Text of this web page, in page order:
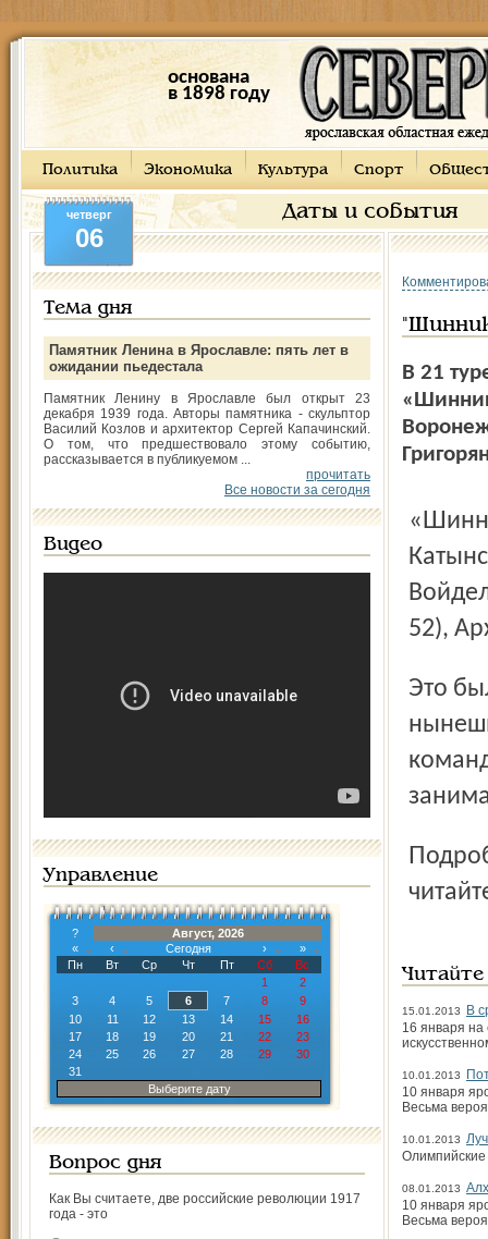
основана
в 1898 году
Политика Экономика Культура Спорт
Даты и события
четверг
06
Тема дня
Памятник Ленина в Ярославле: пять лет в
ожидании пьедестала
Памятник Ленину в Ярославле был открыт 23
декабря 1939 года. Авторы памятника - скульптор
Василий Козлов и архитектор Сергей Капачинский.
О том, что предшествовало этому событию,
рассказывается в публикуемом ...
прочитать
Все новости за сегодня
Видео
Управление
?
Август, 2026
«
‹ Сегодня ›
»
Пн
Вт Ср Чт Пт Сб
Вс
1
2
3
4 5 6 7 8
9
10
11 12 13 14 15
16
17
18 19 20 21 22
23
24
25 26 27 28 29
30
31
Выберите дату
Вопрос дня
Как Вы считаете, две российские революции 1917
года - это
В 21
«Шинник» играл в таком составе: Ребров, Поворов, Сухов,
52),
Это была уже шестая подряд победа «Шинника» в
Подробный репортаж о матче «Шинник» - «Факел»
15.01.2013
В
16 января
10.01.2013
10 января
Весьма
10.01.2013
08.01.2013
10 января
Весьма